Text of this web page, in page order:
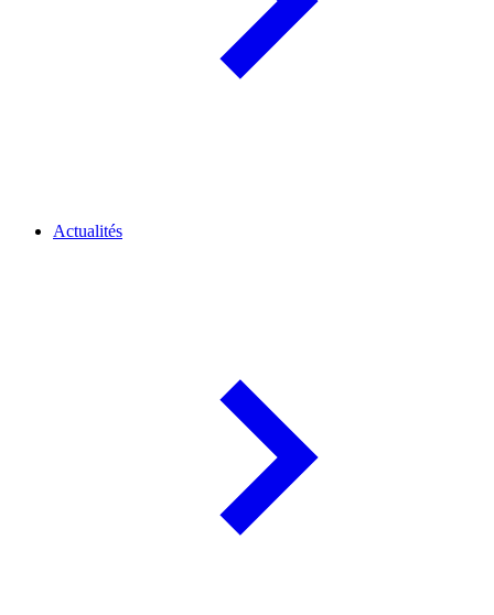
Actualités